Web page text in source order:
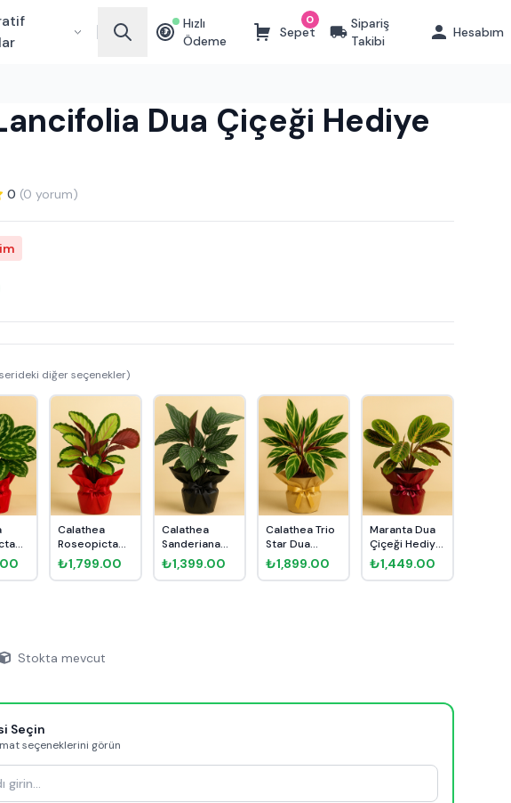
₺
Hızlı
Ödeme
Sepet
0
Sipariş
Takibi
Hesabım
Dua Çiçeği Hediye
0 (0 yorum)
serideki diğer seçenekler)
Calathea
Roseopicta
Silvia Dua
Çiçeği He...
₺1,799.00
Calathea
Sanderiana
Dua Çiçeği
Hediye Pa...
₺1,399.00
Calathea Trio
Star Dua
Çiçeği Hediye
Pak...
₺1,899.00
Maranta Dua
Çiçeği Hediye
Paketli
₺1,449.00
Stokta mevcut
Seçin
seçeneklerini görün